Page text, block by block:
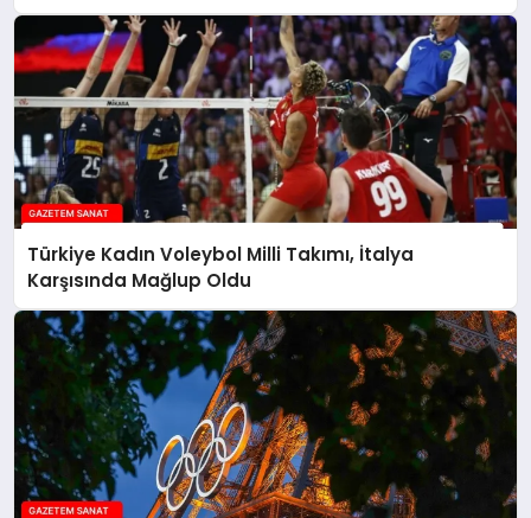
Türkiye Kadın Voleybol Milli Takımı, İtalya
Karşısında Mağlup Oldu